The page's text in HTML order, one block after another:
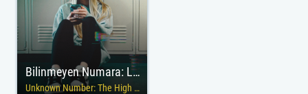
Bilinmeyen Numara: Lisede Mesaj Skandalı
Unknown Number: The High School Catfish